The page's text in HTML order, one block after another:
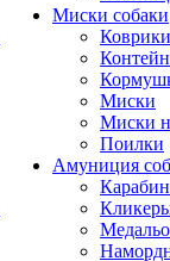
Миски собаки
Миски
Миски
Поилки
Амуниция